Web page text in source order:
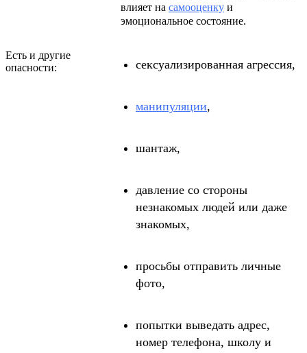
влияет на самооценку и
эмоциональное состояние.
Есть и другие
опасности:
сексуализированная агрессия,
манипуляции,
шантаж,
давление со стороны
незнакомых людей или даже
знакомых,
просьбы отправить личные
фото,
попытки выведать адрес,
номер телефона, школу и